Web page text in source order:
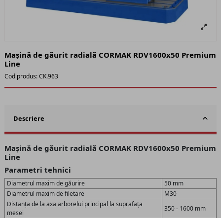
Mașină de găurit radială CORMAK RDV1600x50 Premium
Line
Cod produs:CK.963
Descriere
Mașină de găurit radială CORMAK RDV1600x50 Premium
Line
Parametri tehnici
Diametrul maxim de găurire
50 mm
Diametrul maxim de filetare
M30
Distanța de la axa arborelui principal la suprafața
mesei
350 - 1600 mm